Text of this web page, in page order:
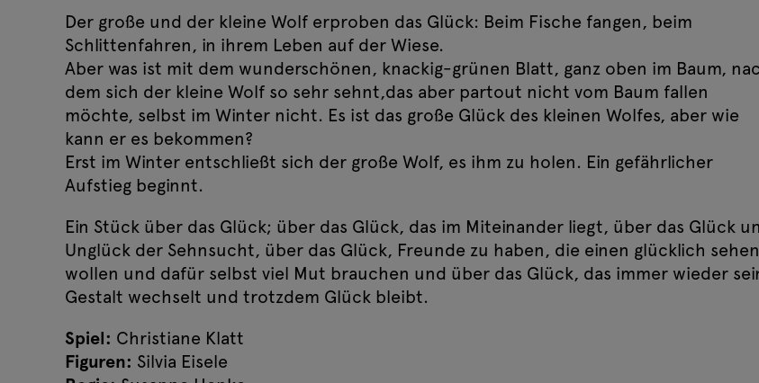
Das Glück, das nicht vom Baum fallen wollte So, 27. September
Das Glück, das nicht vom Baum fallen wollte Mo, 28.
Das Glück, das nicht vom Baum fallen wollte Di, 29. September
Event-Ticketing-Software von pretix
Der große und der kleine Wolf erproben das Glück: Beim Fische fangen, beim
Schlittenfahren, in ihrem Leben auf der Wiese.
Aber was ist mit dem wunderschönen, knackig-grünen Blatt, ganz oben im Baum,
dem sich der kleine Wolf so sehr sehnt,das aber partout nicht vom Baum fallen
möchte, selbst im Winter nicht. Es ist das große Glück des kleinen Wolfes, aber wie
kann er es bekommen?
Erst im Winter entschließt sich der große Wolf, es ihm zu holen. Ein gefährlicher
Aufstieg beginnt.
Ein Stück über das Glück; über das Glück, das im Miteinander liegt, über das Glück
Unglück der Sehnsucht, über das Glück, Freunde zu haben, die einen glücklich sehen
wollen und dafür selbst viel Mut brauchen und über das Glück, das immer wieder
Gestalt wechselt und trotzdem Glück bleibt.
Spiel: Christiane Klatt
Figuren: Silvia Eisele